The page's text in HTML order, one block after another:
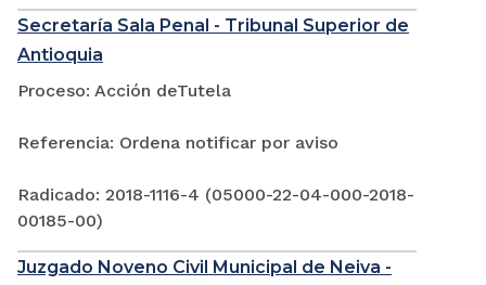
Secretaría Sala Penal - Tribunal Superior de
Antioquia
Proceso: Acción deTutela
Referencia: Ordena notificar por aviso
Radicado: 2018-1116-4 (05000-22-04-000-2018-
00185-00)
Juzgado Noveno Civil Municipal de Neiva -